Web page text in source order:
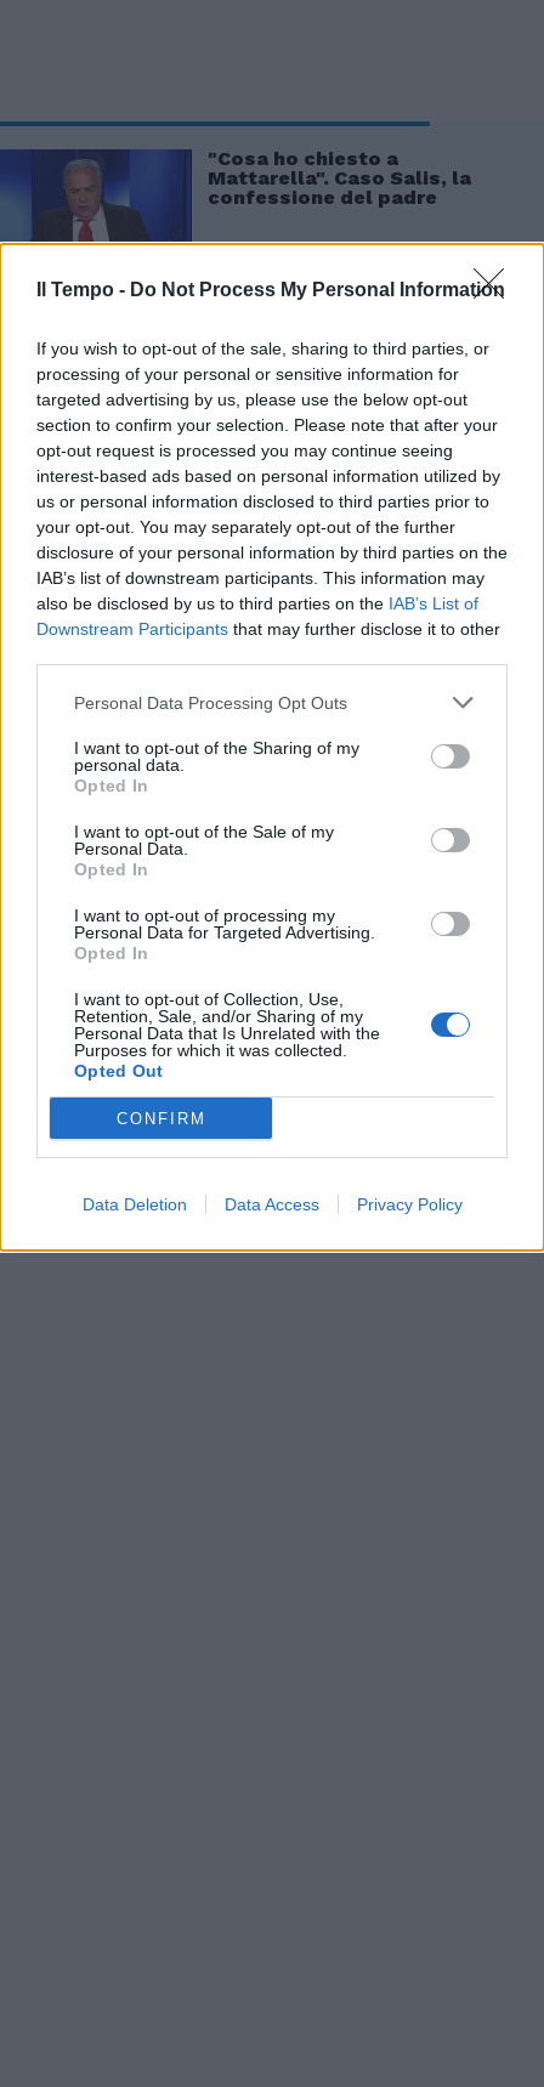
Il Tempo - Do Not Process My Personal Information
If you wish to opt-out of the sale, sharing to third parties, or
processing of your personal or sensitive information for
targeted advertising by us, please use the below opt-out
section to confirm your selection. Please note that after your
opt-out request is processed you may continue seeing
interest-based ads based on personal information utilized by
us or personal information disclosed to third parties prior to
your opt-out. You may separately opt-out of the further
disclosure of your personal information by third parties on the
IAB’s list of downstream participants. This information may
also be disclosed by us to third parties on the IAB’s List of
Downstream Participants that may further disclose it to other
Personal Data Processing Opt Outs
I want to opt-out of the Sharing of my
personal data.
Opted In
I want to opt-out of the Sale of my
Personal Data.
Opted In
I want to opt-out of processing my
Personal Data for Targeted Advertising.
Opted In
I want to opt-out of Collection, Use,
Retention, Sale, and/or Sharing of my
Personal Data that Is Unrelated with the
Purposes for which it was collected.
Opted Out
CONFIRM
Data Deletion Data Access Privacy Policy
"Cosa ho chiesto a
Mattarella". Caso Salis, la
confessione del padre